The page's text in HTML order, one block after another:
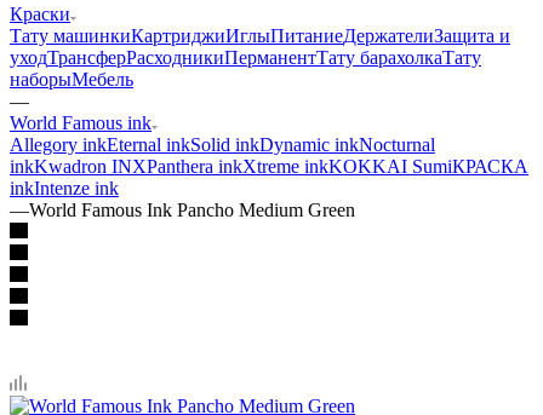
Краски
Тату машинкиКартриджиИглыПитаниеДержателиЗащита и
уходТрансферРасходникиПерманентТату барахолкаТату
наборыМебель
—
World Famous ink
Allegory inkEternal inkSolid inkDynamic inkNocturnal
inkKwadron INXPanthera inkXtreme inkKOKKAI SumiКРАСКА
inkIntenze ink
—World Famous Ink Pancho Medium Green